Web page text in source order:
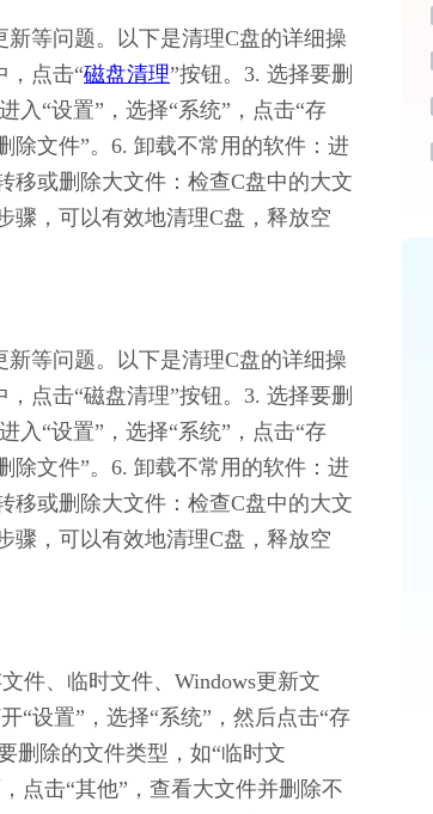
等问题。以下是清理C盘的详细操
，点击“磁盘清理”按钮。3. 选择要删
入“设置”，选择“系统”，点击“存
除文件”。6. 卸载不常用的软件：进
移或删除大文件：检查C盘中的大文
骤，可以有效地清理C盘，释放空
等问题。以下是清理C盘的详细操
点击“磁盘清理”按钮。3. 选择要删
入“设置”，选择“系统”，点击“存
除文件”。6. 卸载不常用的软件：进
移或删除大文件：检查C盘中的大文
骤，可以有效地清理C盘，释放空
件、临时文件、Windows更新文
“设置”，选择“系统”，然后点击“存
删除的文件类型，如“临时文
点击“其他”，查看大文件并删除不